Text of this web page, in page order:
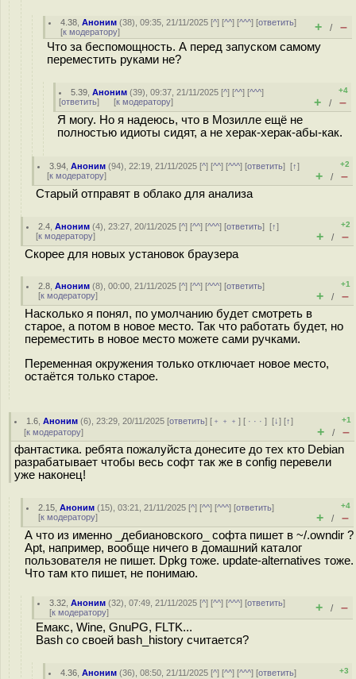
4.38 ,Аноним (38), 09:35, 21/11/2025 [^] [^^] [^^^] [ответить]
[к модератору] + / –
Что за беспомощность. А перед запуском самому
переместить руками не?
5.39 ,Аноним (39), 09:37, 21/11/2025 [^] [^^] [^^^]
[ответить] [к модератору]
+4
+ / –
Я могу. Но я надеюсь, что в Мозилле ещё не
полностью идиоты сидят, а не херак-херак-абы-как.
3.94 ,Аноним (94), 22:19, 21/11/2025 [^] [^^] [^^^] [ответить][↑]
[к модератору]
+2
+ / –
Старый отправят в облако для анализа
2.4 ,Аноним (4), 23:27, 20/11/2025 [^] [^^] [^^^] [ответить][↑]
[к модератору]
+2
+ / –
Скорее для новых установок браузера
2.8 ,Аноним (8), 00:00, 21/11/2025 [^] [^^] [^^^] [ответить]
[к модератору]
+1
+ / –
Насколько я понял, по умолчанию будет смотреть в
старое, а потом в новое место. Так что работать будет, но
переместить в новое место можете сами ручками.
Переменная окружения только отключает новое место,
остаётся только старое.
1.6 ,Аноним (6), 23:29, 20/11/2025 [ответить] [ ﹢﹢﹢] [ · · ·][↓] [↑]
[к модератору]
+1
+ / –
фантастика. ребята пожалуйста донесите до тех кто Debian
разрабатывает чтобы весь софт так же в config перевели
уже наконец!
2.15 ,Аноним (15), 03:21, 21/11/2025 [^] [^^] [^^^] [ответить]
[к модератору]
+4
+ / –
А что из именно _дебиановского_ софта пишет в ~/.owndir ?
Apt, например, вообще ничего в домашний каталог
пользователя не пишет. Dpkg тоже. update-alternatives тоже.
Что там кто пишет, не понимаю.
3.32 ,Аноним (32), 07:49, 21/11/2025 [^] [^^] [^^^] [ответить]
[к модератору] + / –
Емакс, Wine, GnuPG, FLTK...
Bash со своей bash_history считается?
4.36 ,Аноним (36), 08:50, 21/11/2025 [^] [^^] [^^^] [ответить]
+3